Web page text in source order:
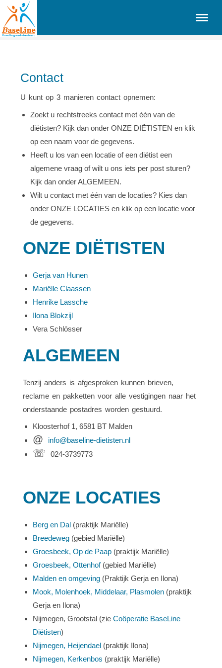
Contact
U kunt op 3 manieren contact opnemen:
Zoekt u rechtstreeks contact met één van de
diëtisten? Kijk dan onder ONZE DIËTISTEN en klik
op een naam voor de gegevens.
Heeft u los van een locatie of een diëtist een
algemene vraag of wilt u ons iets per post sturen?
Kijk dan onder ALGEMEEN.
Wilt u contact met één van de locaties? Kies dan
onder ONZE LOCATIES en klik op een locatie voor
de gegevens.
ONZE DIËTISTEN
Gerja van Hunen
Mariëlle Claassen
Henrike Lassche
Ilona Blokzijl
Vera Schlösser
ALGEMEEN
Tenzij anders is afgesproken kunnen brieven,
reclame en pakketten voor alle vestigingen naar het
onderstaande postadres worden gestuurd.
Kloosterhof 1, 6581 BT Malden
@ info@baseline-dietisten.nl
☏ 024-3739773
ONZE LOCATIES
Berg en Dal (praktijk Mariëlle)
Breedeweg (gebied Mariëlle)
Groesbeek, Op de Paap (praktijk Mariëlle)
Groesbeek, Ottenhof(gebied Mariëlle)
Malden en omgeving (Praktijk Gerja en Ilona)
Mook, Molenhoek, Middelaar, Plasmolen (praktijk
Gerja en Ilona)
Nijmegen, Grootstal (zieCoöperatie BaseLine
Diëtisten)
Nijmegen, Heijendael (praktijk Ilona)
Nijmegen, Kerkenbos (praktijk Mariëlle)